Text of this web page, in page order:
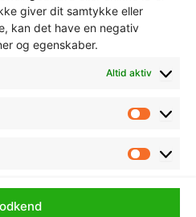
giver dit samtykke eller
kan det have en negativ
og egenskaber.
Altid aktiv
32047254
mail